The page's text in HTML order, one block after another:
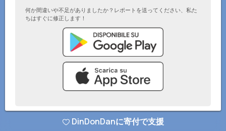
何か間違いや不足がありましたか？レポートを送ってください、私た
ちはすぐに修正します！
© DinDonDanアプリ 2026–プライバシーポリシー–ウェブサイトに追加
DinDonDanに寄付で支援